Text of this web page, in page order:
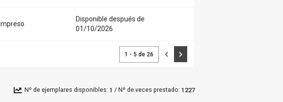
Impreso
Disponible después de
01/10/2026
1 - 5 de 26 AnteriorSiguiente
Nº de ejemplares disponibles: 1 / Nº de veces prestado: 1227